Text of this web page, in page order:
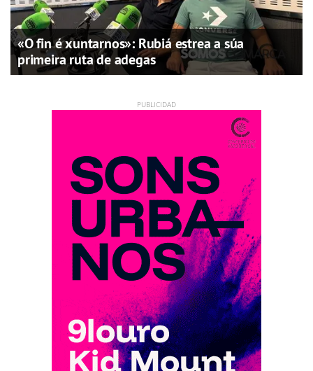
«O fin é xuntarnos»: Rubiá estrea a súa
primeira ruta de adegas